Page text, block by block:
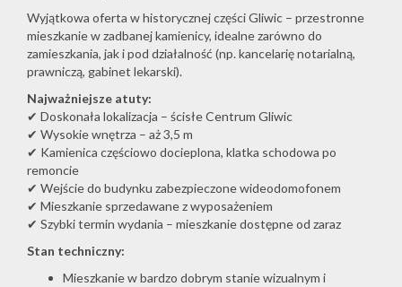
Wyjątkowa oferta w historycznej części Gliwic – przestronne
mieszkanie w zadbanej kamienicy, idealne zarówno do
zamieszkania, jak i pod działalność (np. kancelarię notarialną,
prawniczą, gabinet lekarski).
Najważniejsze atuty:
✔ Doskonała lokalizacja – ścisłe Centrum Gliwic
✔ Wysokie wnętrza – aż 3,5 m
✔ Kamienica częściowo docieplona, klatka schodowa po
remoncie
✔ Wejście do budynku zabezpieczone wideodomofonem
✔ Mieszkanie sprzedawane z wyposażeniem
✔ Szybki termin wydania – mieszkanie dostępne od zaraz
Stan techniczny:
Mieszkanie w bardzo dobrym stanie wizualnym i